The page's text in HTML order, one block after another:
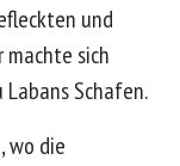
und
machte sich
Schafen.
wo die